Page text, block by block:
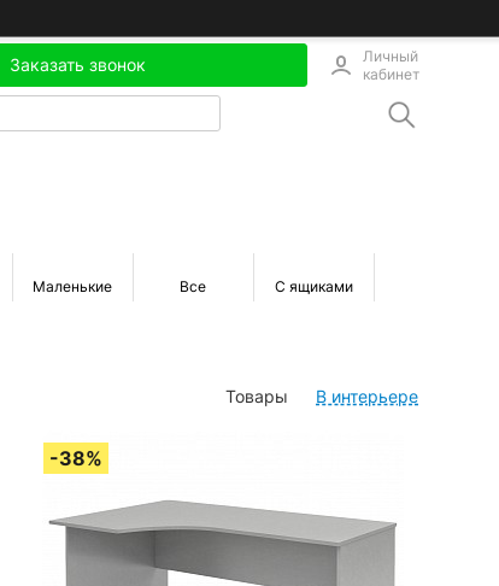
Заказать звонок
Личный
кабинет
Маленькие Все С ящиками
Товары В интерьере